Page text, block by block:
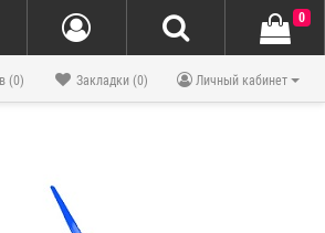
Личный кабинет
Закладки (0)
(0)
0